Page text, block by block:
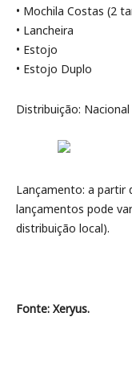
• Mochila Costas (2
• Lancheira
• Estojo
• Estojo Duplo
Distribuição: Nacional
Lançamento: a partir
lançamentos pode
distribuição local).
Fonte: Xeryus.